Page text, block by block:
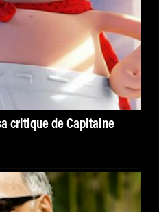
critique de Capitaine